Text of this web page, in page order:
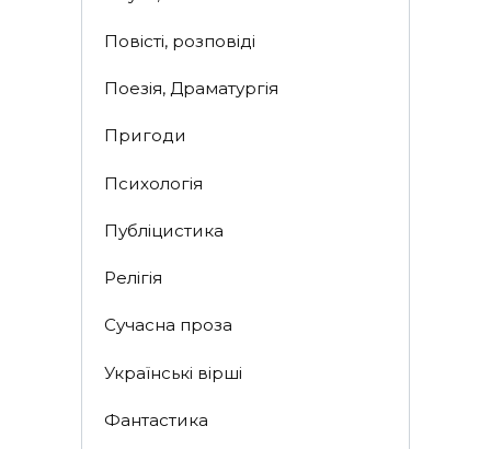
Повісті, розповіді
Поезія, Драматургія
Пригоди
Психологія
Публіцистика
Релігія
Сучасна проза
Українські вірші
Фантастика